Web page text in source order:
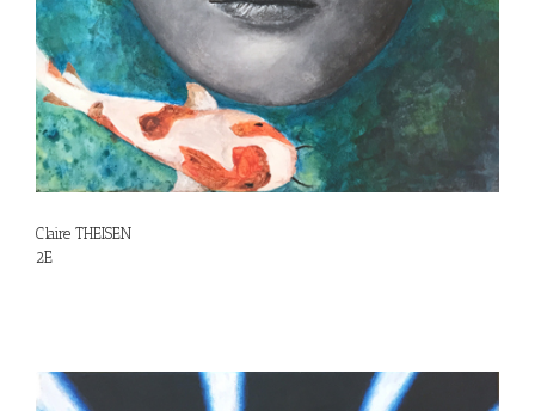
Claire THEISEN
2E